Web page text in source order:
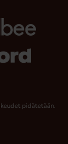
pidätetään.